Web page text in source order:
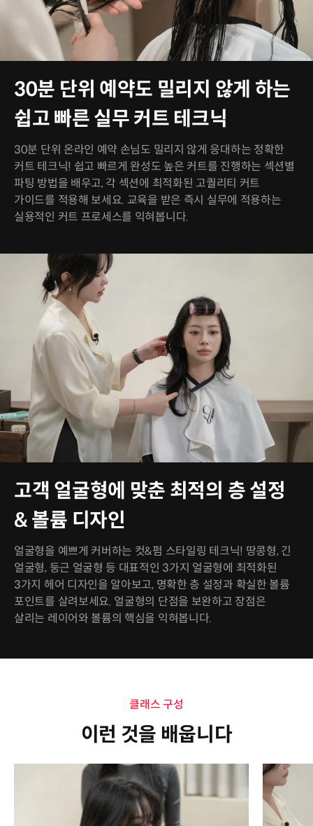
30분 단위 예약도 밀리지 않게 하는
쉽고 빠른 실무 커트 테크닉
30분 단위 온라인 예약 손님도 밀리지 않게 응대하는 정확한
커트 테크닉! 쉽고 빠르게 완성도 높은 커트를 진행하는 섹션별
파팅 방법을 배우고, 각 섹션에 최적화된 고퀄리티 커트
가이드를 적용해 보세요. 교육을 받은 즉시 실무에 적용하는
실용적인 커트 프로세스를 익혀봅니다.
고객 얼굴형에 맞춘 최적의 층 설정
& 볼륨 디자인
얼굴형을 예쁘게 커버하는 컷&펌 스타일링 테크닉! 땅콩형, 긴
얼굴형, 둥근 얼굴형 등 대표적인 3가지 얼굴형에 최적화된
3가지 헤어 디자인을 알아보고, 명확한 층 설정과 확실한 볼륨
포인트를 살려보세요. 얼굴형의 단점을 보완하고 장점은
살리는 레이어와 볼륨의 핵심을 익혀봅니다.
클래스 구성
이런 것을 배웁니다